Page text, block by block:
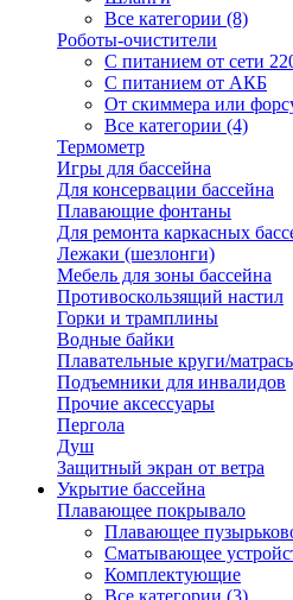
Все категории (8)
Роботы-очистители
С питанием от сети
С питанием от АКБ
От скиммера или
Все категории (4)
Термометр
Игры для бассейна
Для консервации бассейна
Плавающие фонтаны
Для ремонта каркасных
Лежаки (шезлонги)
Мебель для зоны бассейна
Противоскользящий настил
Горки и трамплины
Водные байки
Плавательные круги/
Подъемники для инвалидов
Прочие аксессуары
Пергола
Душ
Защитный экран от ветра
Укрытие бассейна
Плавающее покрывало
Плавающее
Сматывающее
Комплектующие
Все категории (3)